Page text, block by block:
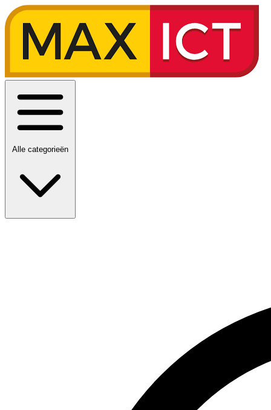
Alle categorieën